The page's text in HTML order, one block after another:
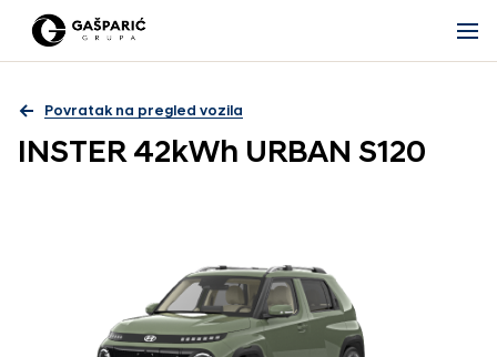
Povratak na pregled vozila
INSTER 42kWh URBAN S120